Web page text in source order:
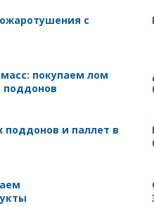
с
покупаем лом
поддонов
поддонов и паллет в